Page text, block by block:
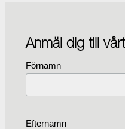
Anmäl dig till
Förnamn
Efternamn